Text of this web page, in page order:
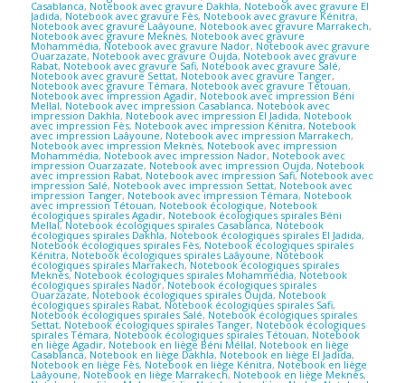
Casablanca, Notebook avec gravure Dakhla, Notebook avec gravure El
Jadida, Notebook avec gravure Fès, Notebook avec gravure Kénitra,
Notebook avec gravure Laâyoune, Notebook avec gravure Marrakech,
Notebook avec gravure Meknès, Notebook avec gravure
Mohammédia, Notebook avec gravure Nador, Notebook avec gravure
Ouarzazate, Notebook avec gravure Oujda, Notebook avec gravure
Rabat, Notebook avec gravure Safi, Notebook avec gravure Salé,
Notebook avec gravure Settat, Notebook avec gravure Tanger,
Notebook avec gravure Témara, Notebook avec gravure Tétouan,
Notebook avec impression Agadir, Notebook avec impression Béni
Mellal, Notebook avec impression Casablanca, Notebook avec
impression Dakhla, Notebook avec impression El Jadida, Notebook
avec impression Fès, Notebook avec impression Kénitra, Notebook
avec impression Laâyoune, Notebook avec impression Marrakech,
Notebook avec impression Meknès, Notebook avec impression
Mohammédia, Notebook avec impression Nador, Notebook avec
impression Ouarzazate, Notebook avec impression Oujda, Notebook
avec impression Rabat, Notebook avec impression Safi, Notebook avec
impression Salé, Notebook avec impression Settat, Notebook avec
impression Tanger, Notebook avec impression Témara, Notebook
avec impression Tétouan, Notebook écologique, Notebook
écologiques spirales Agadir, Notebook écologiques spirales Béni
Mellal, Notebook écologiques spirales Casablanca, Notebook
écologiques spirales Dakhla, Notebook écologiques spirales El Jadida,
Notebook écologiques spirales Fès, Notebook écologiques spirales
Kénitra, Notebook écologiques spirales Laâyoune, Notebook
écologiques spirales Marrakech,Notebook écologiques spirales
Meknès, Notebook écologiques spirales Mohammédia, Notebook
écologiques spirales Nador, Notebook écologiques spirales
Ouarzazate, Notebook écologiques spirales Oujda, Notebook
écologiques spirales Rabat, Notebook écologiques spirales Safi,
Notebook écologiques spirales Salé, Notebook écologiques spirales
Settat, Notebook écologiques spirales Tanger, Notebook écologiques
spirales Témara, Notebook écologiques spirales Tétouan, Notebook
en liège Agadir, Notebook en liège Béni Méllal, Notebook en liège
Casablanca, Notebook en liège Dakhla, Notebook en liège El Jadida,
Notebook en liège Fès, Notebook en liège Kénitra, Notebook en liège
Laâyoune, Notebook en liège Marrakech, Notebook en liège Meknès,